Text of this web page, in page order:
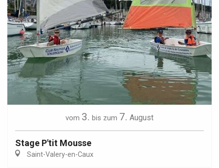
vom 3. bis zum 7. August
Stage P'tit Mousse
Saint-Valery-en-Caux